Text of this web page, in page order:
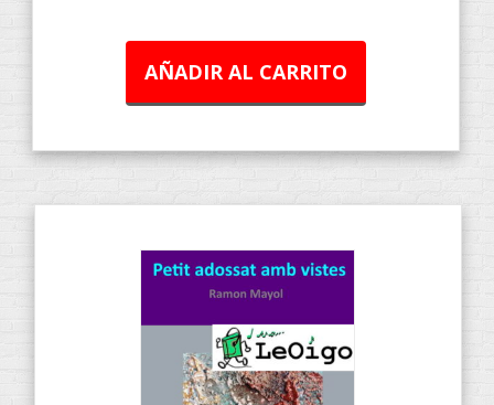
AÑADIR AL CARRITO